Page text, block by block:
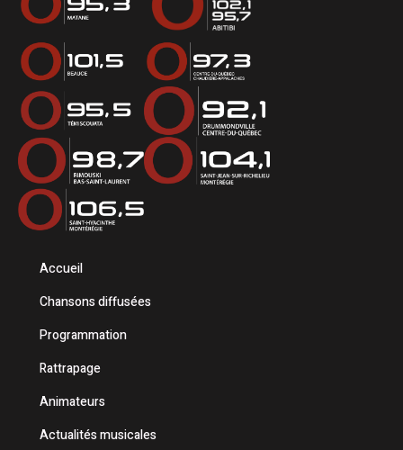
Accueil
Chansons diffusées
Programmation
Rattrapage
Animateurs
Actualités musicales